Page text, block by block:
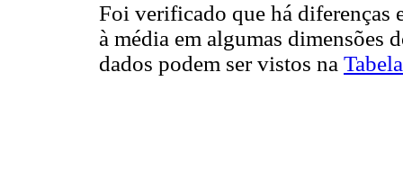
Foi verificado que há diferenças
à média em algumas dimensões
dados podem ser vistos na